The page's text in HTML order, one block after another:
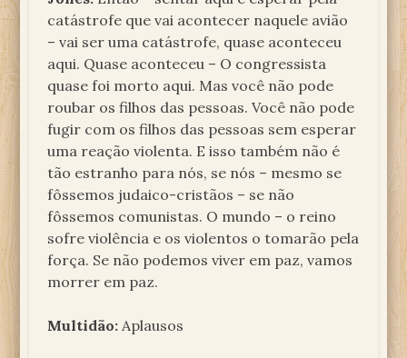
catástrofe que vai acontecer naquele avião
– vai ser uma catástrofe, quase aconteceu
aqui. Quase aconteceu – O congressista
quase foi morto aqui. Mas você não pode
roubar os filhos das pessoas. Você não pode
fugir com os filhos das pessoas sem esperar
uma reação violenta. E isso também não é
tão estranho para nós, se nós – mesmo se
fôssemos judaico-cristãos – se não
fôssemos comunistas. O mundo – o reino
sofre violência e os violentos o tomarão pela
força. Se não podemos viver em paz, vamos
morrer em paz.
Multidão: Aplausos